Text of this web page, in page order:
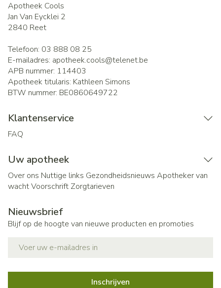
Apotheek Cools
Jan Van Eycklei 2
2840 Reet
Telefoon: 03 888 08 25
E-mailadres: apotheek.cools@telenet.be
APB nummer: 114403
Apotheek titularis: Kathleen Simons
BTW nummer: BE0860649722
Klantenservice
FAQ
Uw apotheek
Over ons Nuttige links Gezondheidsnieuws Apotheker van
wachtVoorschrift Zorgtarieven
Nieuwsbrief
Blijf op de hoogte van nieuwe producten en promoties
Inschrijven